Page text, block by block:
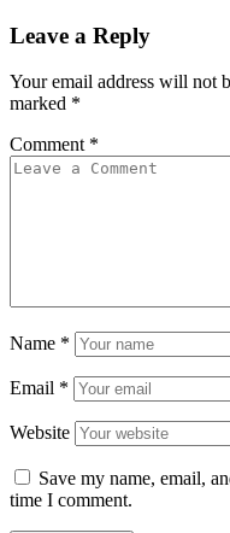
Leave a Reply
Your email address will not
marked *
Comment *
Name *
Email *
Website
Save my name, email,
time I comment.